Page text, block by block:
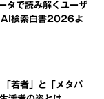
タで読み解くユーザ
検索白書2026よ
若者」と「メタバ